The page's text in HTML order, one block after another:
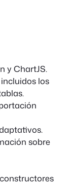
y ChartJS.
los
sobre